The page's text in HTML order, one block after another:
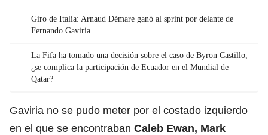
Giro de Italia: Arnaud Démare ganó al sprint por delante de
Fernando Gaviria
La Fifa ha tomado una decisión sobre el caso de Byron Castillo,
¿se complica la participación de Ecuador en el Mundial de
Qatar?
Gaviria no se pudo meter por el costado izquierdo
en el que se encontraban Caleb Ewan, Mark